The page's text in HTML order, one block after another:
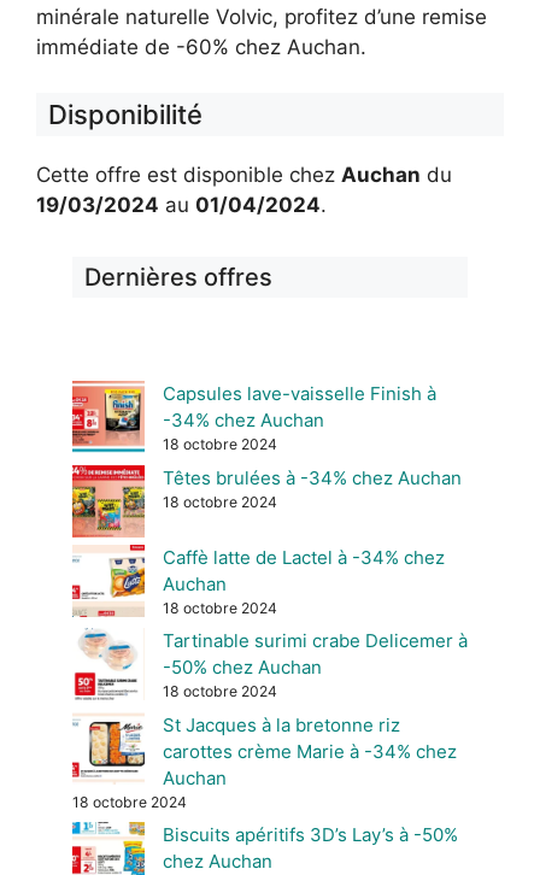
minérale naturelle Volvic, profitez d’une remise
immédiate de -60% chez Auchan.
Disponibilité
Cette offre est disponible chez Auchan du
19/03/2024 au 01/04/2024.
Dernières offres
Capsules lave-vaisselle Finish à
-34% chez Auchan
18 octobre 2024
Têtes brulées à -34% chez Auchan
18 octobre 2024
Caffè latte de Lactel à -34% chez
Auchan
18 octobre 2024
Tartinable surimi crabe Delicemer à
-50% chez Auchan
18 octobre 2024
St Jacques à la bretonne riz
carottes crème Marie à -34% chez
Auchan
18 octobre 2024
Biscuits apéritifs 3D’s Lay’s à -50%
chez Auchan